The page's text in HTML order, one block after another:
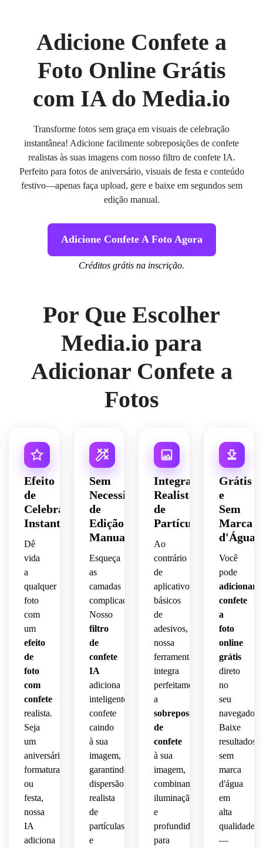
Adicione Confete a
Foto Online Grátis
com IA do Media.io
Transforme fotos sem graça em visuais de celebração
instantânea! Adicione facilmente sobreposições de confete
realistas às suas imagens com nosso filtro de confete IA.
Perfeito para fotos de aniversário, visuais de festa e conteúdo
festivo—apenas faça upload, gere e baixe em segundos sem
edição manual.
Adicione Confete A Foto Agora
Créditos grátis na inscrição.
Por Que Escolher
Media.io para
Adicionar Confete a
Fotos
Efeito
de
Celebração
Instantâneo
Dê
vida
a
qualquer
foto
com
um
efeito
de
foto
com
confete
realista.
Seja
um
aniversário,
formatura
ou
festa,
nossa
IA
adiciona
Sem
Necessidade
de
Edição
Manual
Esqueça
as
camadas
complicadas.
Nosso
filtro
de
confete
IA
adiciona
inteligentemente
confete
caindo
à sua
imagem,
garantindo
dispersão
realista
de
partículas
e
Integração
Realista
de
Partículas
Ao
contrário
de
aplicativos
básicos
de
adesivos,
nossa
ferramenta
integra
perfeitamente
a
sobreposição
de
confete
à sua
imagem,
combinando
iluminação
e
profundidade
para
Grátis
e
Sem
Marca
d'Água
Você
pode
adicionar
confete
a
foto
online
grátis
direto
no
seu
navegador.
Baixe
resultados
sem
marca
d'água
em
alta
qualidade
—